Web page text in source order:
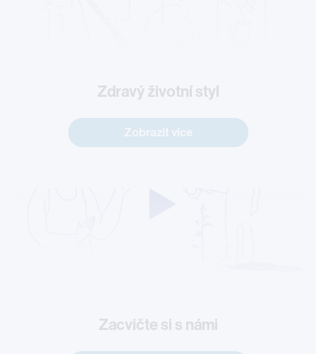
Zdravý životní styl
Zobrazit více
Zacvičte si s námi